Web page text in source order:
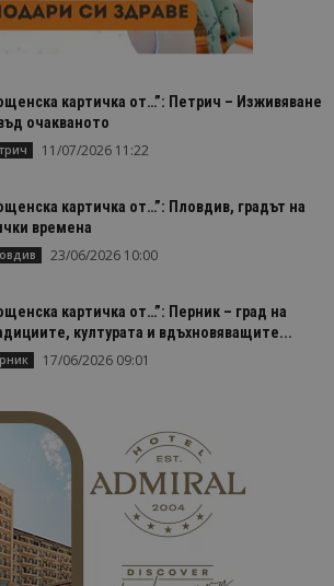
картичка от…”: Петрич – Изживяване
очакваното
11/07/2026 11:22
картичка от…”: Пловдив, градът на
времена
23/06/2026 10:00
картичка от…”: Перник – град на
културата и вдъхновяващите...
17/06/2026 09:01
данни за
сайтовете.